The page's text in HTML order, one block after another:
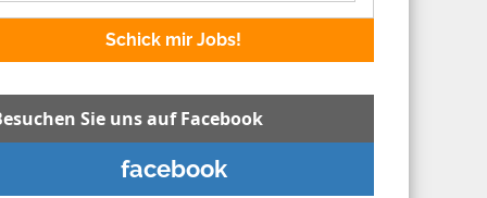
Schick mir Jobs!
Sie uns auf Facebook
facebook